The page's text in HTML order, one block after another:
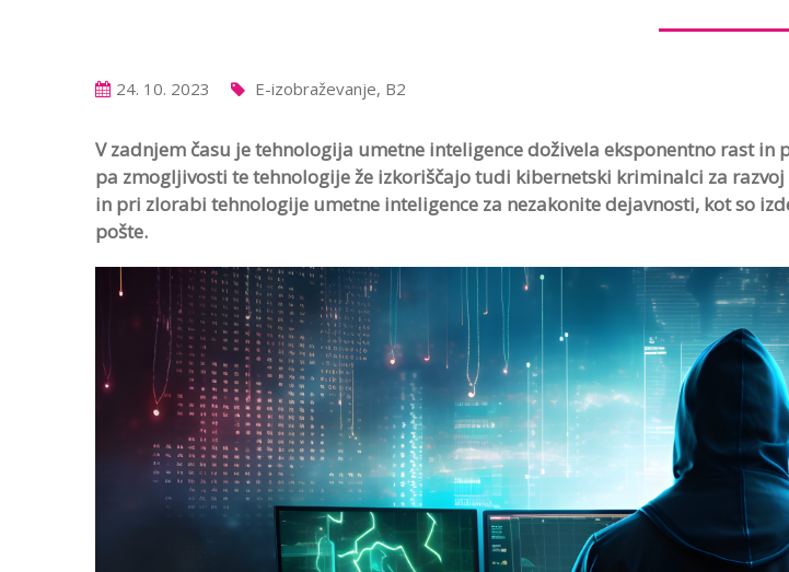
24. 10. 2023 E-izobraževanje, B2
V zadnjem času je tehnologija umetne inteligence doživela eksponentno rast
pa zmogljivosti te tehnologije že izkoriščajo tudi kibernetski kriminalci za
in pri zlorabi tehnologije umetne inteligence za nezakonite dejavnosti, kot so
pošte.